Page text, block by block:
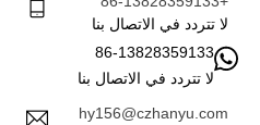
لا تتردد في الاتصال بنا
86-13828359133
لا تتردد في الاتصال بنا
hy156@czhanyu.com